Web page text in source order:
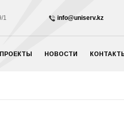
1 info@uniserv.kz
ПРОЕКТЫ НОВОСТИ